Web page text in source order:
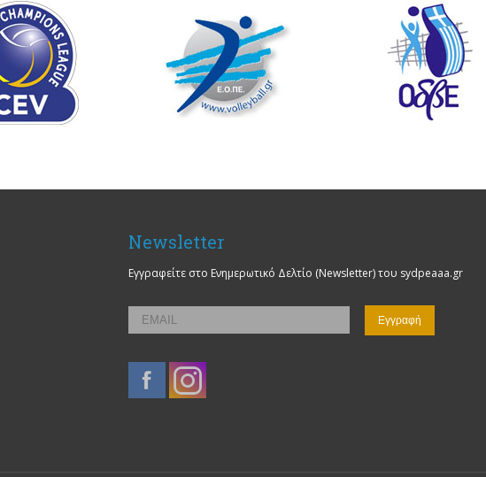
Newsletter
Εγγραφείτε στο Ενημερωτικό Δελτίο (Newsletter) του sydpeaaa.gr
Email Name